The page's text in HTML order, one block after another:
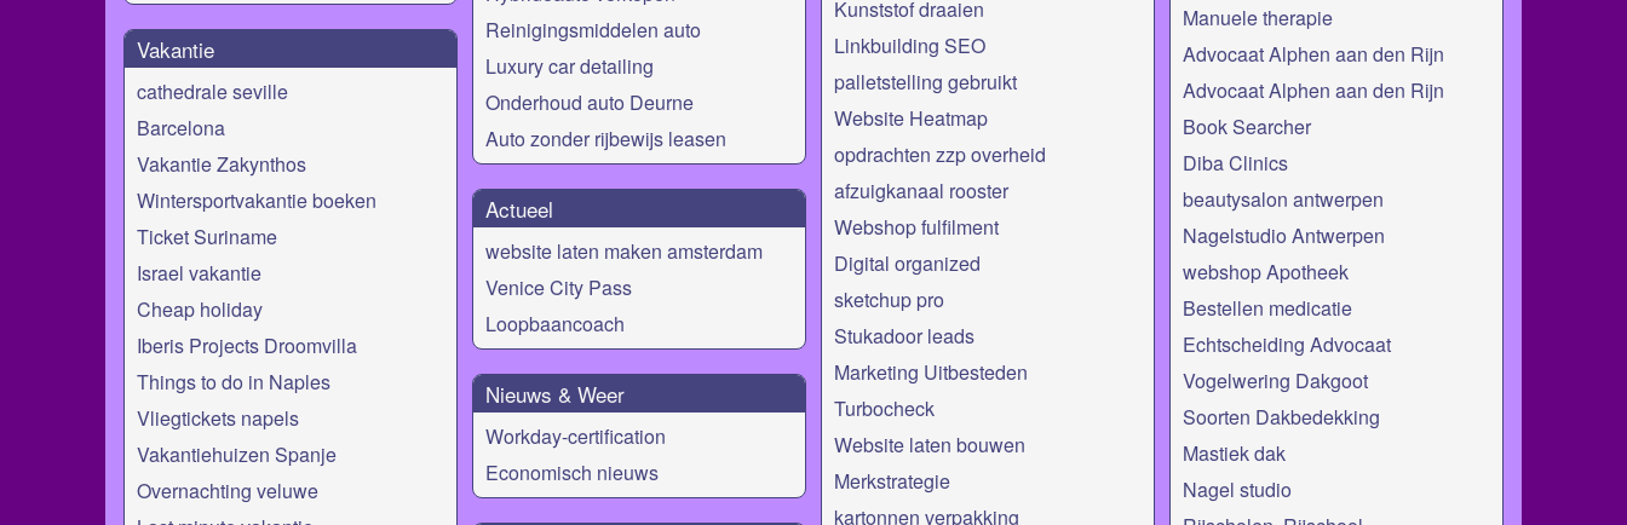
Vakantie
cathedrale seville
Barcelona
Vakantie Zakynthos
Wintersportvakantie boeken
Ticket Suriname
Israel vakantie
Cheap holiday
Iberis Projects Droomvilla
Things to do in Naples
Vliegtickets napels
Vakantiehuizen Spanje
Overnachting veluwe
Reinigingsmiddelen auto
Luxury car detailing
Onderhoud auto Deurne
Auto zonder rijbewijs leasen
Actueel
website laten maken amsterdam
Venice City Pass
Loopbaancoach
Nieuws & Weer
Workday-certification
Economisch nieuws
Kunststof draaien
Linkbuilding SEO
palletstelling gebruikt
Website Heatmap
opdrachten zzp overheid
afzuigkanaal rooster
Webshop fulfilment
Digital organized
sketchup pro
Stukadoor leads
Marketing Uitbesteden
Turbocheck
Website laten bouwen
Merkstrategie
kartonnen verpakking
Manuele therapie
Advocaat Alphen aan den Rijn
Advocaat Alphen aan den Rijn
Book Searcher
Diba Clinics
beautysalon antwerpen
Nagelstudio Antwerpen
webshop Apotheek
Bestellen medicatie
Echtscheiding Advocaat
Vogelwering Dakgoot
Soorten Dakbedekking
Mastiek dak
Nagel studio